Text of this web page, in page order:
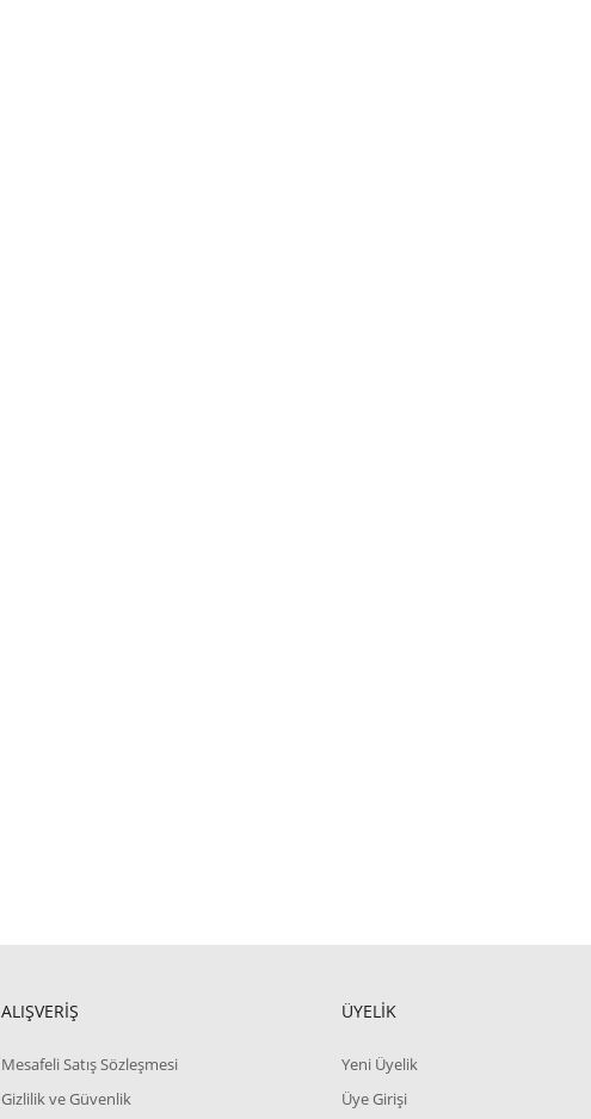
ALIŞVERİŞ
Mesafeli Satış Sözleşmesi
Gizlilik ve Güvenlik
ÜYELİK
Yeni Üyelik
Üye Girişi